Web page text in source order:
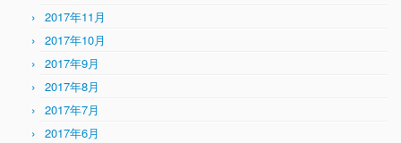
2017年11月
2017年10月
2017年9月
2017年8月
2017年7月
2017年6月